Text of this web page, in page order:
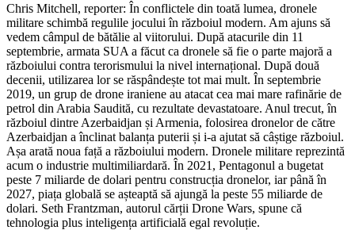
Chris Mitchell, reporter: În conflictele din toată lumea, dronele
militare schimbă regulile jocului în războiul modern. Am ajuns să
vedem câmpul de bătălie al viitorului. După atacurile din 11
septembrie, armata SUA a făcut ca dronele să fie o parte majoră a
războiului contra terorismului la nivel internațional. După două
decenii, utilizarea lor se răspândește tot mai mult. În septembrie
2019, un grup de drone iraniene au atacat cea mai mare rafinărie de
petrol din Arabia Saudită, cu rezultate devastatoare. Anul trecut, în
războiul dintre Azerbaidjan și Armenia, folosirea dronelor de către
Azerbaidjan a înclinat balanța puterii și i-a ajutat să câștige războiul.
Așa arată noua față a războiului modern. Dronele militare reprezintă
acum o industrie multimiliardară. În 2021, Pentagonul a bugetat
peste 7 miliarde de dolari pentru construcția dronelor, iar până în
2027, piața globală se așteaptă să ajungă la peste 55 miliarde de
dolari. Seth Frantzman, autorul cărții Drone Wars, spune că
tehnologia plus inteligența artificială egal revoluție.